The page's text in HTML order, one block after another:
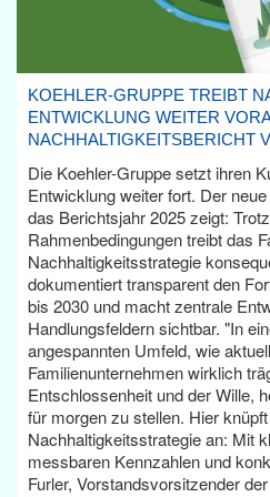
KOEHLER-GRUPPE TREIBT
ENTWICKLUNG WEITER
NACHHALTIGKEITSBERICHT
Die Koehler-Gruppe setzt ihren
Entwicklung weiter fort. Der
das Berichtsjahr 2025 zeigt:
Rahmenbedingungen treibt das
Nachhaltigkeitsstrategie
dokumentiert transparent den
bis 2030 und macht zentrale
Handlungsfeldern sichtbar. "In
angespannten Umfeld, wie
Familienunternehmen wirklich
Entschlossenheit und der Wille,
für morgen zu stellen. Hier
Nachhaltigkeitsstrategie an: Mit
messbaren Kennzahlen und
Furler, Vorstandsvorsitzender